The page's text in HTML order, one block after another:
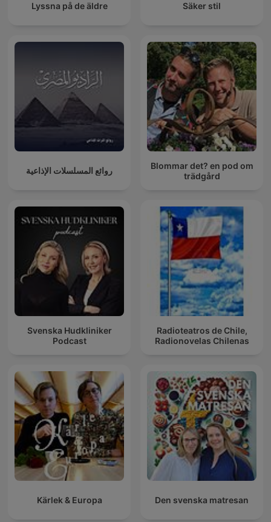
Lyssna på de äldre Säker stil
روائع المسلسلات الإذاعية
Blommar det? en pod om
trädgård
Svenska Hudkliniker
Podcast
Radioteatros de Chile,
Radionovelas Chilenas
Kärlek & Europa Den svenska matresan